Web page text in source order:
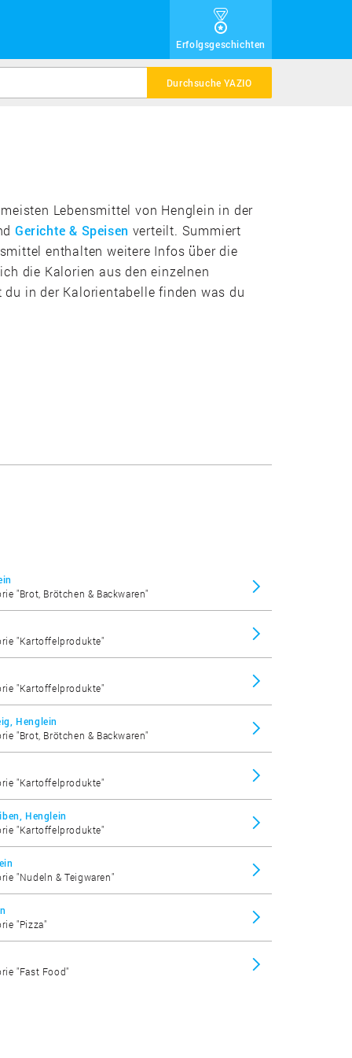
Erfolgsgeschichten
Durchsuche YAZIO
Lebensmittel von Henglein in der
Gerichte & Speisen verteilt. Summiert
enthalten weitere Infos über die
die Kalorien aus den einzelnen
in der Kalorientabelle finden was du
"Brot, Brötchen & Backwaren"
"Kartoffelprodukte"
"Kartoffelprodukte"
Henglein
"Brot, Brötchen & Backwaren"
"Kartoffelprodukte"
Henglein
"Kartoffelprodukte"
"Nudeln & Teigwaren"
"Pizza"
"Fast Food"